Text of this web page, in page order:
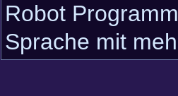
Robot
Sprache mit